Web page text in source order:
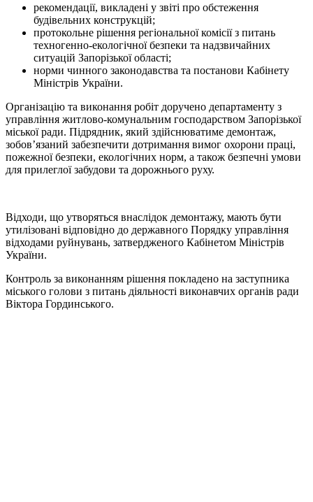
рекомендації, викладені у звіті про обстеження
будівельних конструкцій;
протокольне рішення регіональної комісії з питань
техногенно-екологічної безпеки та надзвичайних
ситуацій Запорізької області;
норми чинного законодавства та постанови Кабінету
Міністрів України.
Організацію та виконання робіт доручено департаменту з
управління житлово-комунальним господарством Запорізької
міської ради. Підрядник, який здійснюватиме демонтаж,
зобов’язаний забезпечити дотримання вимог охорони праці,
пожежної безпеки, екологічних норм, а також безпечні умови
для прилеглої забудови та дорожнього руху.
Відходи, що утворяться внаслідок демонтажу, мають бути
утилізовані відповідно до державного Порядку управління
відходами руйнувань, затвердженого Кабінетом Міністрів
України.
Контроль за виконанням рішення покладено на заступника
міського голови з питань діяльності виконавчих органів ради
Віктора Гординського.